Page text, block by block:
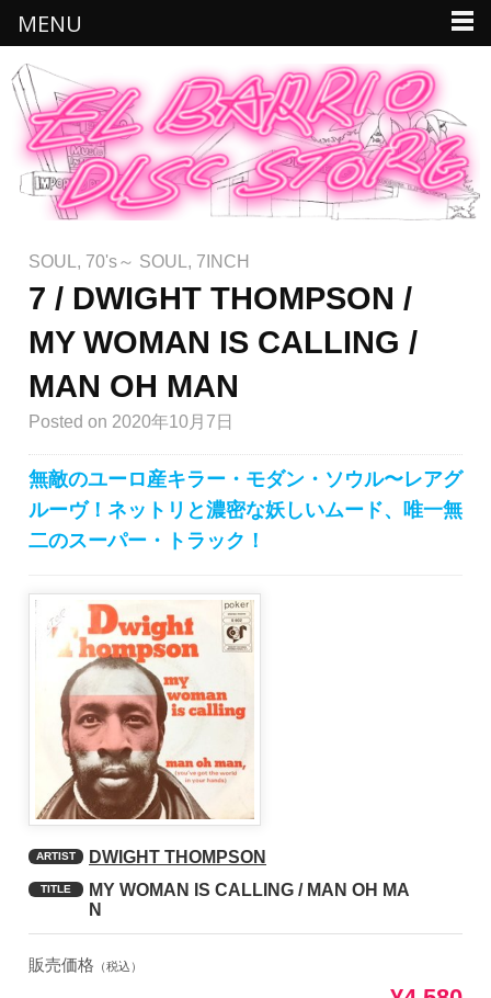
SOUL , 70's～ SOUL , 7INCH
7 / DWIGHT THOMPSON /
MY WOMAN IS CALLING /
MAN OH MAN
Posted on 2020年10月7日
無敵のユーロ産キラー・モダン・ソウル〜レアグ
ルーヴ！ネットリと濃密な妖しいムード、唯一無
二のスーパー・トラック！
ARTIST DWIGHT THOMPSON
TITLE
MY WOMAN IS CALLING / MAN OH MA
N
販売価格 （税込）
MENU